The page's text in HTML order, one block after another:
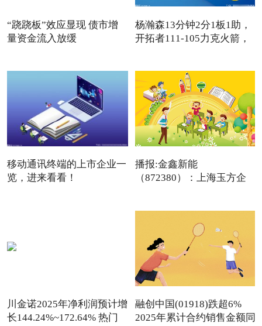
“跷跷板”效应显现 债市增
量资金流入放缓
杨瀚森13分钟2分1板1助，
开拓者111-105力克火箭，
移动通讯终端的上市企业一
览，进来看看！
播报:金鑫新能
（872380）：上海玉方企
川金诺2025年净利润预计增
长144.24%~172.64% 热门
融创中国(01918)跌超6%
2025年累计合约销售金额同